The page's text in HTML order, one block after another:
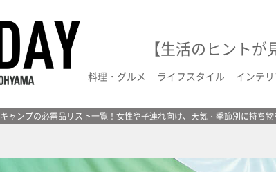
【生活のヒント
料理・グルメ ライフスタイル インテ
キャンプの必需品リスト一覧！女性や子連れ向け、天気・季節別に持ち